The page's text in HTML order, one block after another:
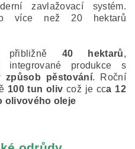
zavlažovací systém.
více než 20 hektarů
přibližně 40 hektarů,
integrované produkce s
způsob pěstování. Roční
100 tun oliv což je cca 12
olivového oleje